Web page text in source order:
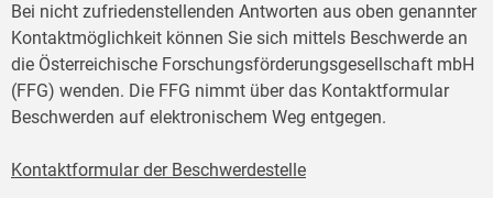
Bei nicht zufriedenstellenden Antworten aus oben genannter
Kontaktmöglichkeit können Sie sich mittels Beschwerde an
die Österreichische Forschungsförderungsgesellschaft mbH
(FFG) wenden. Die FFG nimmt über das Kontaktformular
Beschwerden auf elektronischem Weg entgegen.
Kontaktformular der Beschwerdestelle